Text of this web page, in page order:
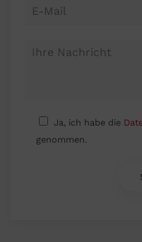
Ja, ich habe die
genommen.